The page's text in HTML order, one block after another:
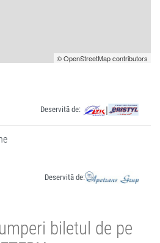
© OpenStreetMap contributors
Deservită de: |
Deservită de:
biletul de pe